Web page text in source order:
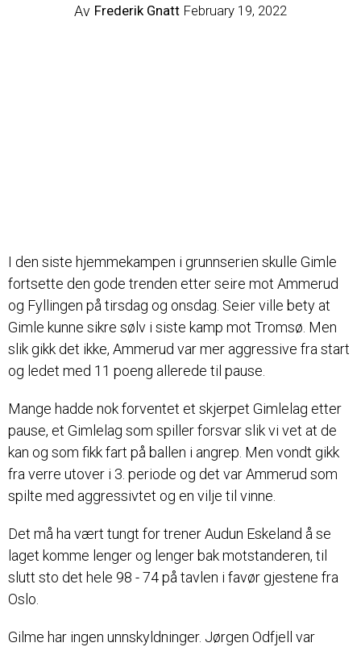
Av Frederik Gnatt February 19, 2022
I den siste hjemmekampen i grunnserien skulle Gimle
fortsette den gode trenden etter seire mot Ammerud
og Fyllingen på tirsdag og onsdag. Seier ville bety at
Gimle kunne sikre sølv i siste kamp mot Tromsø. Men
slik gikk det ikke, Ammerud var mer aggressive fra start
og ledet med 11 poeng allerede til pause.
Mange hadde nok forventet et skjerpet Gimlelag etter
pause, et Gimlelag som spiller forsvar slik vi vet at de
kan og som fikk fart på ballen i angrep. Men vondt gikk
fra verre utover i 3. periode og det var Ammerud som
spilte med aggressivtet og en vilje til vinne.
Det må ha vært tungt for trener Audun Eskeland å se
laget komme lenger og lenger bak motstanderen, til
slutt sto det hele 98 - 74 på tavlen i favør gjestene fra
Oslo.
Gilme har ingen unnskyldninger. Jørgen Odfjell var